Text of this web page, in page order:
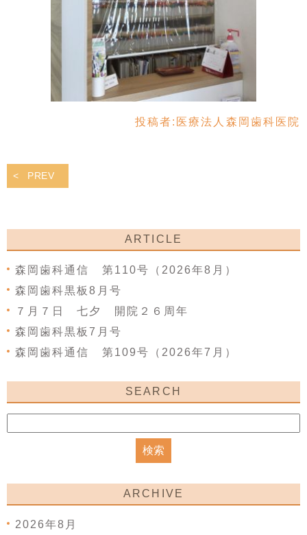
投稿者: 医療法人森岡歯科医院
PREV
ARTICLE
森岡歯科通信 第110号（2026年8月）
森岡歯科黒板8月号
７月７日 七夕 開院２６周年
森岡歯科黒板7月号
森岡歯科通信 第109号（2026年7月）
SEARCH
ARCHIVE
2026年8月